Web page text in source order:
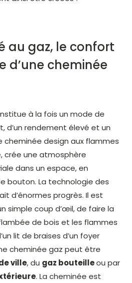
au gaz, le confort
d’une cheminée
à la fois un mode de
d’un rendement élevé et un
cheminée design aux flammes
crée une atmosphère
dans un espace, en
bouton. La technologie des
d’énormes progrès. Il est
simple coup d’œil, de faire la
de bois et les flammes
lit de braises d’un foyer
cheminée gaz peut être
ville, du gaz bouteilleou par
. La cheminée est